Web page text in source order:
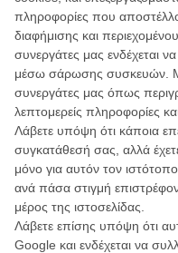
πληροφορίες που
διαφήμισης και
συνεργάτες μας ενδέχεται
μέσω σάρωσης συσκευών.
συνεργάτες μας όπως
λεπτομερείς πληροφορίες
Λάβετε υπόψη ότι κάποια
συγκατάθεσή σας, αλλά
μόνο για αυτόν τον
ανά πάσα στιγμή
μέρος της ιστοσελίδας.
Λάβετε επίσης υπόψη ότι
Google και ενδέχεται να